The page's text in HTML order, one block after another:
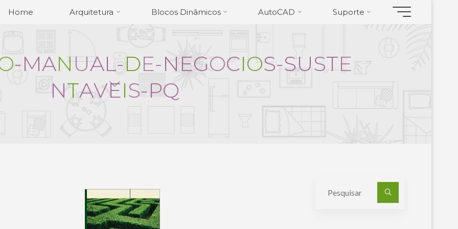
Home Arquitetura Blocos Dinâmicos AutoCAD Suporte
-MANUAL-DE-NEGOCIOS-SUSTE
NTAVEIS-PQ